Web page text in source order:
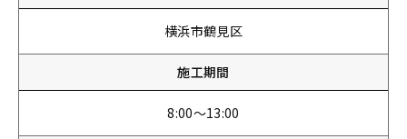
横浜市鶴見区
施工期間
8:00～13:00